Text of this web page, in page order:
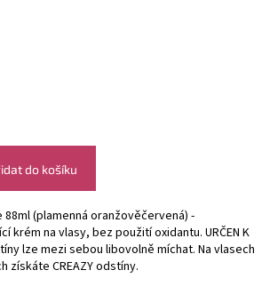
do košíku
88ml (plamenná oranžověčervená) -
krém na vlasy, bez použití oxidantu. URČEN K
lze mezi sebou libovolně míchat. Na vlasech
získáte CREAZY odstíny.